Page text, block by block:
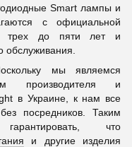
Smart лампы и
с официальной
трех до пяти лет и
обслуживания.
мы являемся
производителя и
в Украине, к нам все
посредников. Таким
что
и другие изделия